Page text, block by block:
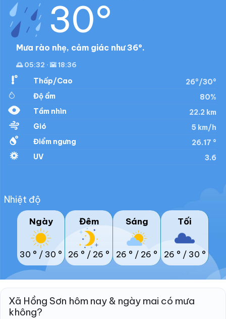
30°
Mưa rào nhẹ, cảm giác như 36°.
🌅 05:32 · 🌇 18:36
Thấp/Cao
26°/30°
Độ ẩm
80%
Tầm nhìn
22.2 km
Gió
5 km/h
Điểm ngưng
26.17 °
UV
3.6
Nhiệt độ
Ngày
30 ° / 30 °
Đêm
26 ° / 26 °
Sáng
26 ° / 26 °
Tối
26 ° / 30 °
Xã Hồng Sơn hôm nay & ngày mai có mưa
không?